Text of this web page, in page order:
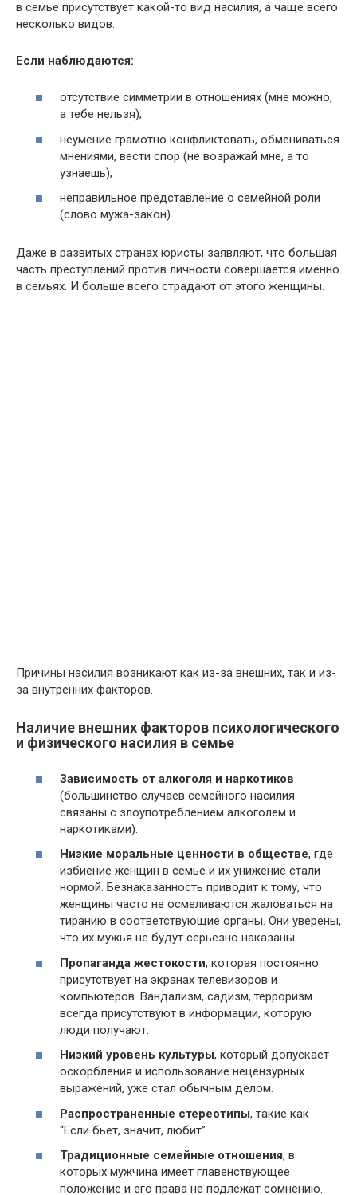
в семье присутствует какой-то вид насилия, а чаще всего
несколько видов.
Если наблюдаются:
отсутствие симметрии в отношениях (мне можно,
а тебе нельзя);
неумение грамотно конфликтовать, обмениваться
мнениями, вести спор (не возражай мне, а то
узнаешь);
неправильное представление о семейной роли
(слово мужа-закон).
Даже в развитых странах юристы заявляют, что большая
часть преступлений против личности совершается именно
в семьях. И больше всего страдают от этого женщины.
Причины насилия возникают как из-за внешних, так и из-
за внутренних факторов.
Наличие внешних факторов психологического
и физического насилия в семье
Зависимость от алкоголя и наркотиков
(большинство случаев семейного насилия
связаны с злоупотреблением алкоголем и
наркотиками).
Низкие моральные ценности в обществе, где
избиение женщин в семье и их унижение стали
нормой. Безнаказанность приводит к тому, что
женщины часто не осмеливаются жаловаться на
тиранию в соответствующие органы. Они уверены,
что их мужья не будут серьезно наказаны.
Пропаганда жестокости, которая постоянно
присутствует на экранах телевизоров и
компьютеров. Вандализм, садизм, терроризм
всегда присутствуют в информации, которую
люди получают.
Низкий уровень культуры, который допускает
оскорбления и использование нецензурных
выражений, уже стал обычным делом.
Распространенные стереотипы, такие как
“Если бьет, значит, любит”.
Традиционные семейные отношения, в
которых мужчина имеет главенствующее
положение и его права не подлежат сомнению.